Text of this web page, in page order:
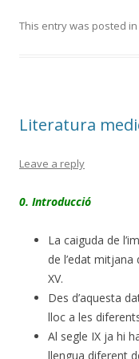
This entry was posted in
Literatura
Leave a reply
0. Introducció
La caiguda de
de l’edat
XV.
Des d’aquesta
lloc a les
Al segle IX ja hi
llengua diferent